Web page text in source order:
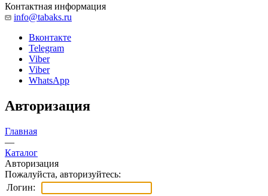
Контактная информация
info@tabaks.ru
Вконтакте
Telegram
Viber
Viber
WhatsApp
Авторизация
Главная
—
Каталог
Авторизация
Пожалуйста, авторизуйтесь:
Логин: